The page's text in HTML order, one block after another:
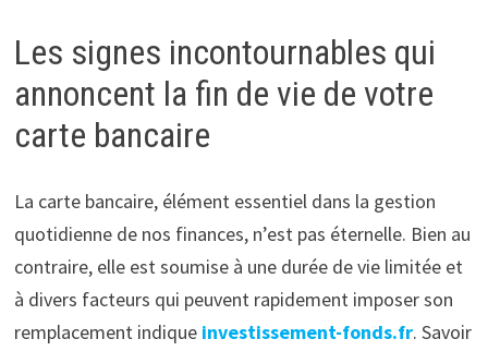
Les signes incontournables qui
annoncent la fin de vie de votre
carte bancaire
La carte bancaire, élément essentiel dans la gestion
quotidienne de nos finances, n’est pas éternelle. Bien au
contraire, elle est soumise à une durée de vie limitée et
à divers facteurs qui peuvent rapidement imposer son
remplacement indique investissement-fonds.fr. Savoir